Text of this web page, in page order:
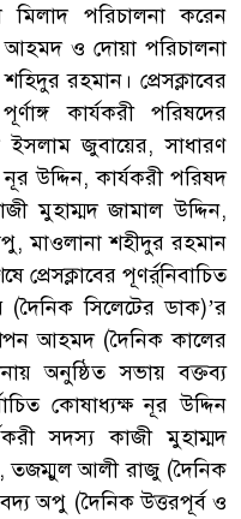
মিলাদ পরিচালনা করেন
আহমদ ও দোয়া পরিচালনা
রহমান। প্রেসক্লাবের
কার্যকরী পরিষদের
জুবায়ের, সাধারণ
উদ্দিন, কার্যকরী পরিষদ
মুহাম্মদ জামাল উদ্দিন,
মাওলানা শহীদুর রহমান
প্রেসক্লাবের পূণর্র্নিবাচিত
সিলেটের ডাক)’র
আহমদ (দৈনিক কালের
অনুষ্ঠিত সভায় বক্তব্য
কোষাধ্যক্ষ নূর উদ্দিন
সদস্য কাজী মুহাম্মদ
তজম্মুল আলী রাজু (দৈনিক
অপু (দৈনিক উত্তরপূর্ব ও